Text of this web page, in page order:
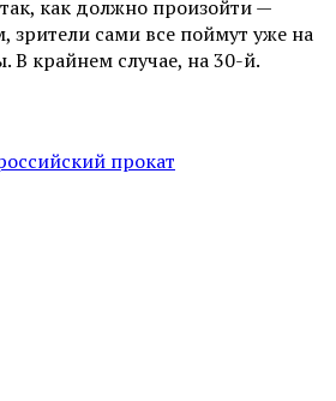
как должно произойти —
зрители сами все поймут уже на
В крайнем случае, на 30-й.
прокат